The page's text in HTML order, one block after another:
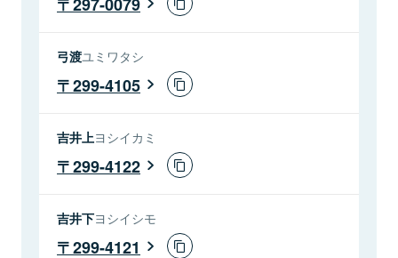
弓渡ユミワタシ
299-4105
吉井上ヨシイカミ
299-4122
吉井下ヨシイシモ
299-4121